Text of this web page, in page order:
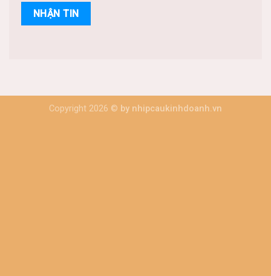
Copyright 2026 © by nhipcaukinhdoanh.vn